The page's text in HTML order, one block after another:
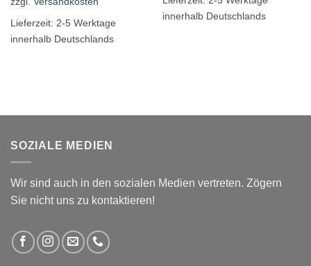
Lieferzeit: 2-5 Werktage
innerhalb Deutschlands
innerhalb Deutschlands
SOZIALE MEDIEN
Wir sind auch in den sozialen Medien vertreten. Zögern
Sie nicht uns zu kontaktieren!